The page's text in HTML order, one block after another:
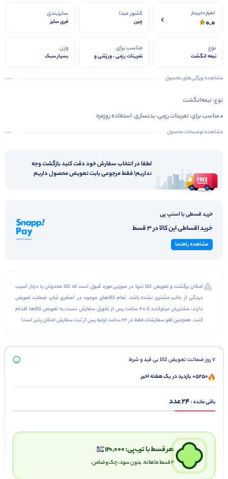
امتیاز 0 خریدار
0.0
کشور مبدا
چین
سایزبندی
فری سایز
نوع
نیمه انگشت
مناسب برای
تمرینات رزمی ، ورزشی و
وزن
بسیار سبک
مشاهده ویژگی‌های محصول
نوع: نیمه‌انگشت
• مناسب برای: تمرینات رزمی، بدنسازی، استفاده روزمره
• طراحی: ساده، سبک و فیکس‌شونده با نوار چسبی در مچ
• لوگو: گلدوزی‌شده با حروف چینی
• وزن: بسیار سبک
• قابل استفاده در فصول: معتدل و گرم
• آزادی حرکت: بسیار بالا
مشاهده توضیحات محصول
لطفا در انتخاب سفارش خود دقت کنید بازگشت وجه
نداریم! فقط مرجوعی بابت تعویض محصول داریم
خرید قسطی با اسنپ پی
خرید اقساطی این کالا در 3 قسط
مشاهده راهنما
امکان برگشت و تعویض کالا تنها در صورتی مورد قبول است که کالا مخدوش یا دچار آسیب
دیدگی از جانب مشتری نشده باشد. تمام کالاهای موجود در اصغری شاپ ضمانت تعویض
دارند. مشتریان میتواندد تا 48 ساعت پس از تحویل سفارش نسبت به تعویض کالاها اقدام
کنند. همچنین لغو سفارشات فقط در 24 ساعت اولیه پس از ثبت سفارش امکان پذیر است!
7 روز ضمانت تعویض کالا بی قید و شرط
5250+ بازدید در یک هفته اخیر
باقی مانده :24
هر قسط با ترب‌پی:120,000
۴ قسط ماهانه. بدون سود، چک و ضامن.